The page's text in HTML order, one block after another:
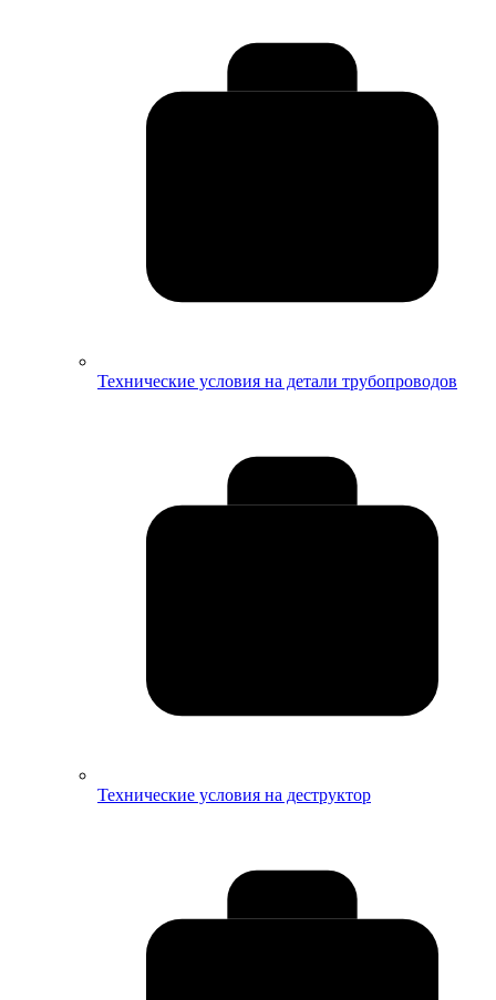
Технические условия на детали трубопроводов
Технические условия на деструктор